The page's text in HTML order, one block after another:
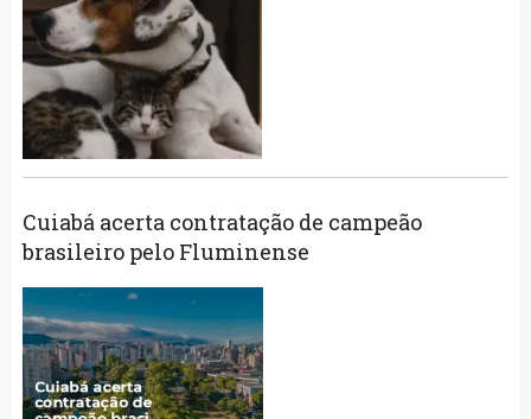
Cuiabá acerta contratação de campeão
brasileiro pelo Fluminense